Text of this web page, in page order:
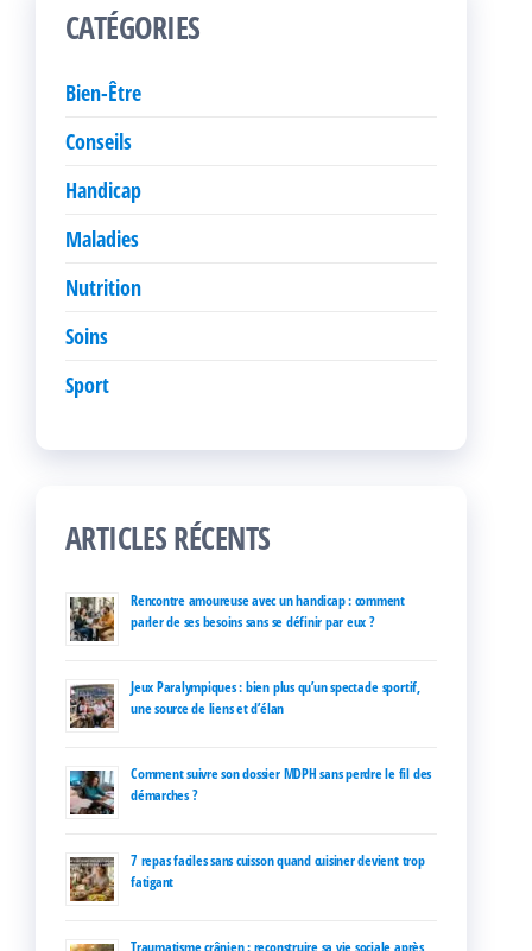
CATÉGORIES
Bien-Être
Conseils
Handicap
Maladies
Nutrition
Soins
Sport
ARTICLES RÉCENTS
Rencontre amoureuse avec un handicap : comment
parler de ses besoins sans se définir par eux ?
Jeux Paralympiques : bien plus qu’un spectacle sportif,
une source de liens et d’élan
Comment suivre son dossier MDPH sans perdre le fil des
démarches ?
7 repas faciles sans cuisson quand cuisiner devient trop
fatigant
Traumatisme crânien : reconstruire sa vie sociale après